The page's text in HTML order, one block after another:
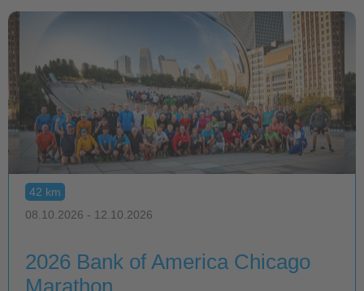
42 km
08.10.2026 - 12.10.2026
2026 Bank of America Chicago
Marathon